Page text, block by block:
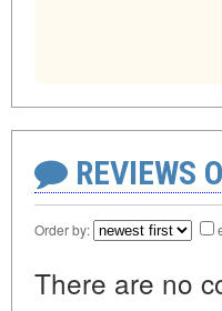
REVIEWS
Order by:
There are no